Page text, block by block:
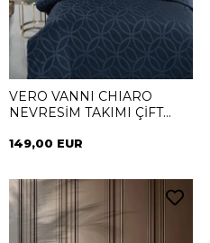
VERO VANNI CHIARO
NEVRESİM TAKIMI ÇİFT
149,00 EUR